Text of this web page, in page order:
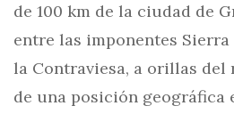
de 100 km de la ciudad de
entre las imponentes Sierra
la Contraviesa, a orillas del
de una posición geográfica